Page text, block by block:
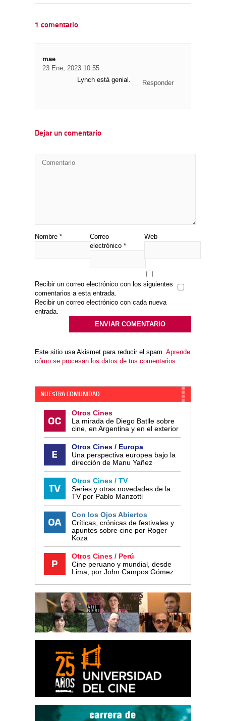
1 comentario
mae
23 Ene, 2023 10:55
Lynch está genial.
Responder
Dejar un comentario
Nombre *
Correo
electrónico *
Web
Recibir un correo electrónico con los siguientes
comentarios a esta entrada.
Recibir un correo electrónico con cada nueva
entrada.
Este sitio usa Akismet para reducir el spam. Aprende
cómo se procesan los datos de tus comentarios.
NUESTRA COMUNIDAD
Otros Cines
La mirada de Diego Batlle sobre
cine, en Argentina y en el exterior
Otros Cines / Europa
Una perspectiva europea bajo la
dirección de Manu Yañez
Otros Cines / TV
Series y otras novedades de la
TV por Pablo Manzotti
Con los Ojos Abiertos
Críticas, crónicas de festivales y
apuntes sobre cine por Roger
Koza
Otros Cines / Perú
Cine peruano y mundial, desde
Lima, por John Campos Gómez